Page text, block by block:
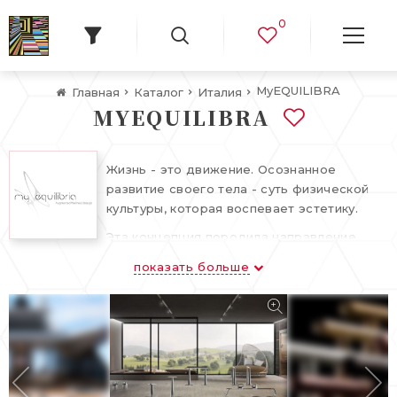
0
Главная Каталог Италия MyEQUILIBRA
MYEQUILIBRA
Жизнь - это движение. Осознанное
развитие своего тела - суть физической
культуры, которая воспевает эстетику.
Эта концепция породила направление
и металлических конструкций METALCO,
бренд MyEQUILIBRA производит
оборудование для занятий на открытом
воздухе категории люкс. Такие компании,
как Tesla, Harvard, Expo 2015, и
показать больше